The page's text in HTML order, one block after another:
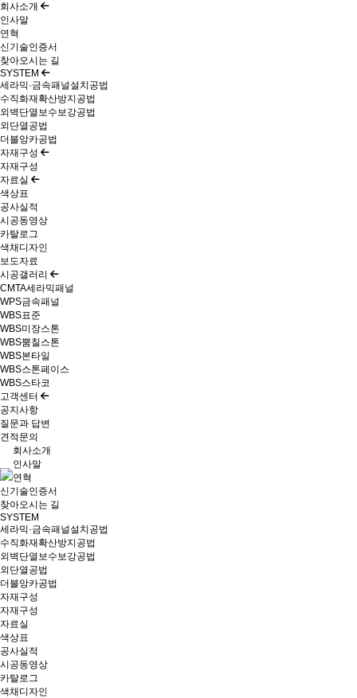
회사소개
인사말
연혁
신기술인증서
찾아오시는 길
SYSTEM
세라믹·금속패널설치공법
수직화재확산방지공법
외벽단열보수보강공법
외단열공법
더블앙카공법
자재구성
자재구성
자료실
색상표
공사실적
시공동영상
카탈로그
색채디자인
보도자료
시공갤러리
CMTA세라믹패널
WPS금속패널
WBS표준
WBS미장스톤
WBS뿜칠스톤
WBS본타일
WBS스톤페이스
WBS스타코
고객센터
공지사항
질문과 답변
견적문의
회사소개
인사말
연혁
신기술인증서
찾아오시는 길
SYSTEM
세라믹·금속패널설치공법
수직화재확산방지공법
외벽단열보수보강공법
외단열공법
더블앙카공법
자재구성
자재구성
자료실
색상표
공사실적
시공동영상
카탈로그
색채디자인